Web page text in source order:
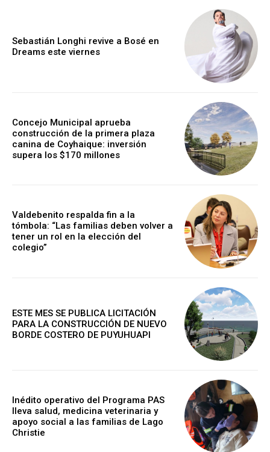
Sebastián Longhi revive a Bosé en
Dreams este viernes
Concejo Municipal aprueba
construcción de la primera plaza
canina de Coyhaique: inversión
supera los $170 millones
Valdebenito respalda fin a la
tómbola: “Las familias deben volver a
tener un rol en la elección del
colegio”
ESTE MES SE PUBLICA LICITACIÓN
PARA LA CONSTRUCCIÓN DE NUEVO
BORDE COSTERO DE PUYUHUAPI
Inédito operativo del Programa PAS
lleva salud, medicina veterinaria y
apoyo social a las familias de Lago
Christie